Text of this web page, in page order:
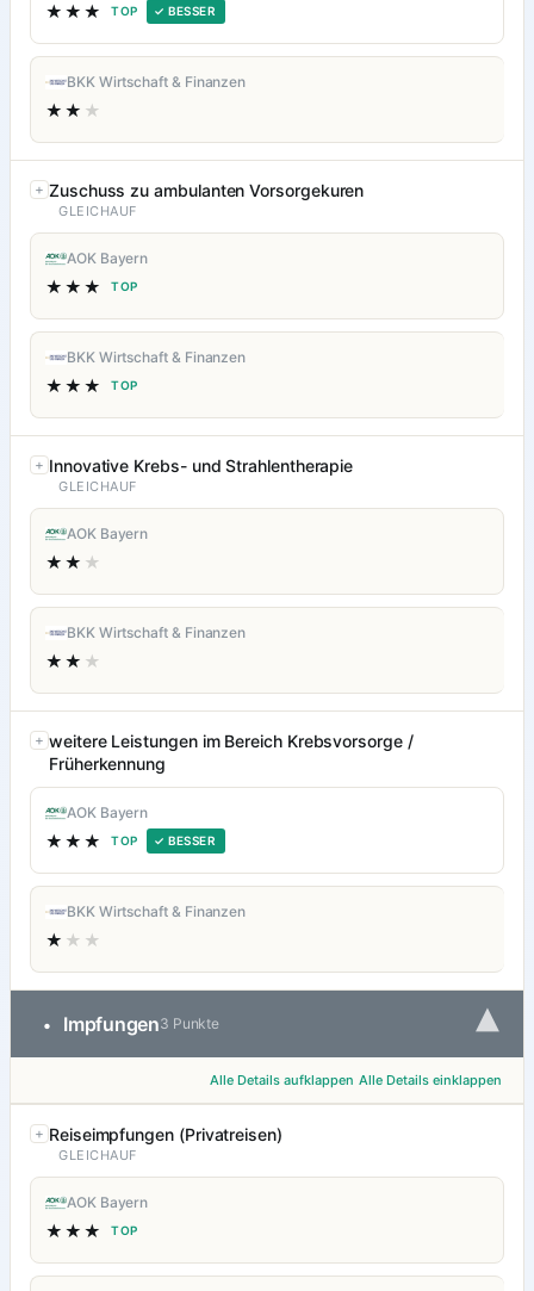
★★★ TOP ✓ BESSER
BKK Wirtschaft & Finanzen
★★ ★
Zuschuss zu ambulanten Vorsorgekuren
GLEICHAUF
AOK Bayern
★★★ TOP
BKK Wirtschaft & Finanzen
★★★ TOP
Innovative Krebs- und Strahlentherapie
GLEICHAUF
AOK Bayern
★★ ★
BKK Wirtschaft & Finanzen
★★ ★
weitere Leistungen im Bereich Krebsvorsorge /
Früherkennung
AOK Bayern
★★★ TOP ✓ BESSER
BKK Wirtschaft & Finanzen
★ ★★
• Impfungen3 Punkte ▾
Alle Details aufklappen Alle Details einklappen
Reiseimpfungen (Privatreisen)
GLEICHAUF
AOK Bayern
★★★ TOP